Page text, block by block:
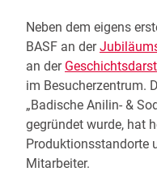
Neben dem eigens
BASF an der
an der
im Besucherzentrum.
„Badische Anilin- &
gegründet wurde, hat
Produktionsstandorte
Mitarbeiter.